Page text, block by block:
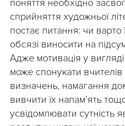
поняття необхідно
сприйняття художньої
постає питання: чи варто
обсязі виносити на
Адже мотивація у
може спонукати
визначень, намагання
вивчити їх напам’ять
усвідомлювати сутність